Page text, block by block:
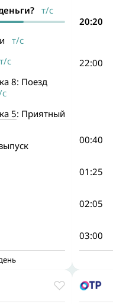
т/с
т/с
с
8: Поезд
5: Приятный
20:20
22:00
00:40
01:25
02:05
03:00